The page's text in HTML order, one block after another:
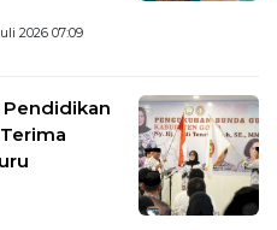
2026 07:09